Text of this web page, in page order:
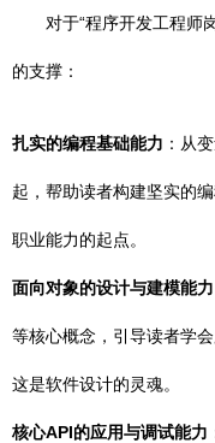
对于“程序开发工程师
的支撑：
扎实的编程基础能力 ：从
起，帮助读者构建坚实的
职业能力的起点。
面向对象的设计与建模能力
等核心概念，引导读者学
这是软件设计的灵魂。
核心API的应用与调试能力